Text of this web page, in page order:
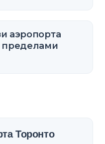
аэропорта
пределами
Торонто